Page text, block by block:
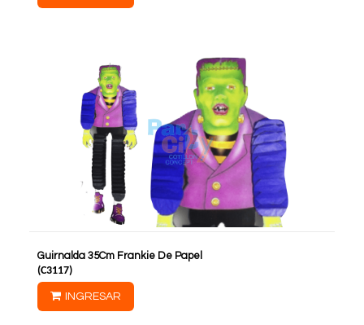
Guirnalda 35Cm Frankie De Papel
(C3117)
INGRESAR